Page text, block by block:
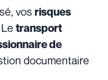
vosrisques
transport
de
documentaire